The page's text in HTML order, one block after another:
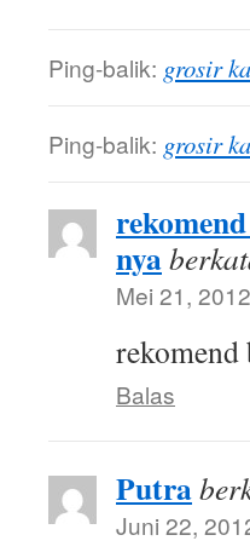
Ping-balik: grosir
Ping-balik: grosir
nya
Mei 21,
Balas
Putra
Juni 22,